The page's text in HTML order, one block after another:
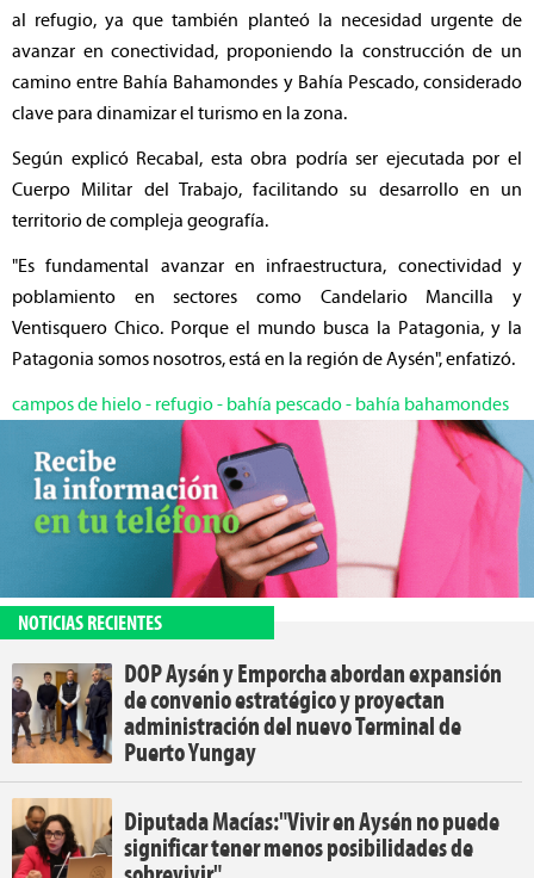
al refugio, ya que también planteó la necesidad urgente de
avanzar en conectividad, proponiendo la construcción de un
camino entre Bahía Bahamondes y Bahía Pescado, considerado
clave para dinamizar el turismo en la zona.
Según explicó Recabal, esta obra podría ser ejecutada por el
Cuerpo Militar del Trabajo, facilitando su desarrollo en un
territorio de compleja geografía.
"Es fundamental avanzar en infraestructura, conectividad y
poblamiento en sectores como Candelario Mancilla y
Ventisquero Chico. Porque el mundo busca la Patagonia, y la
Patagonia somos nosotros, está en la región de Aysén", enfatizó.
campos de hielo- refugio- bahía pescado- bahía bahamondes
NOTICIAS RECIENTES
DOP Aysén y Emporcha abordan expansión
de convenio estratégico y proyectan
administración del nuevo Terminal de
Puerto Yungay
Diputada Macías:"Vivir en Aysén no puede
significar tener menos posibilidades de